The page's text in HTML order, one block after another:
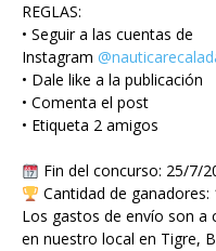
REGLAS:
• Seguir a las cuentas de
Instagram
• Dale like a la publicación
• Comenta el post
• Etiqueta 2 amigos
Fin del concurso: 25/7/
Cantidad de ganadores:
Los gastos de envío son a
en nuestro local en Tigre,